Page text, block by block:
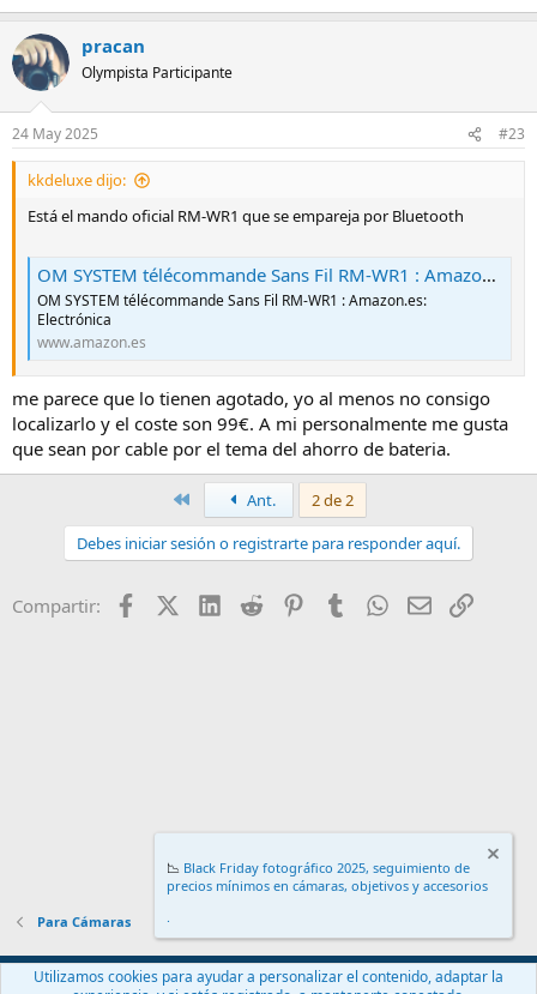
pracan
Olympista Participante
24 May 2025 #23
kkdeluxe dijo:
Está el mando oficial RM-WR1 que se empareja por Bluetooth
OM SYSTEM télécommande Sans Fil RM-WR1 : Amazon.es: Electrónica
OM SYSTEM télécommande Sans Fil RM-WR1 : Amazon.es:
Electrónica
www.amazon.es
me parece que lo tienen agotado, yo al menos no consigo
localizarlo y el coste son 99€. A mi personalmente me gusta
que sean por cable por el tema del ahorro de bateria.
PrimeroAnt.
2 de 2
Debes iniciar sesión o registrarte para responder aquí.
Compartir: FacebookX (Twitter)
LinkedIn
Reddit PinterestTumblr WhatsApp
EmailEnlace
Para Cámaras
Español (ES)
📉 Black Friday fotográfico 2025, seguimiento de
precios mínimos en cámaras, objetivos y accesorios
.
Utilizamos cookies para ayudar a personalizar el contenido, adaptar la